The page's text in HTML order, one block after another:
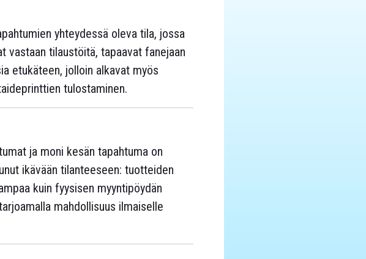
yhteydessä oleva tila, jossa
tilaustöitä, tapaavat fanejaan
etukäteen, jolloin alkavat myös
tulostaminen.
ja moni kesän tapahtuma on
ikävään tilanteeseen: tuotteiden
kuin fyysisen myyntipöydän
mahdollisuus ilmaiselle